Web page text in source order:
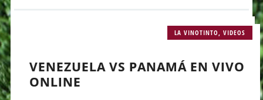
LA VINOTINTO ,VIDEOS
VENEZUELA VS PANAMÁ EN VIVO
ONLINE